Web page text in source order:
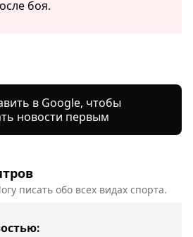
писать обо всех видах спорта.
боя.
в Google, чтобы
новости первым